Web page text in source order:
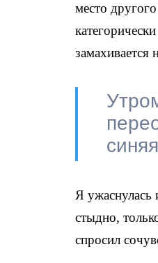
место
Я ужаснулась
стыдно,
спросил